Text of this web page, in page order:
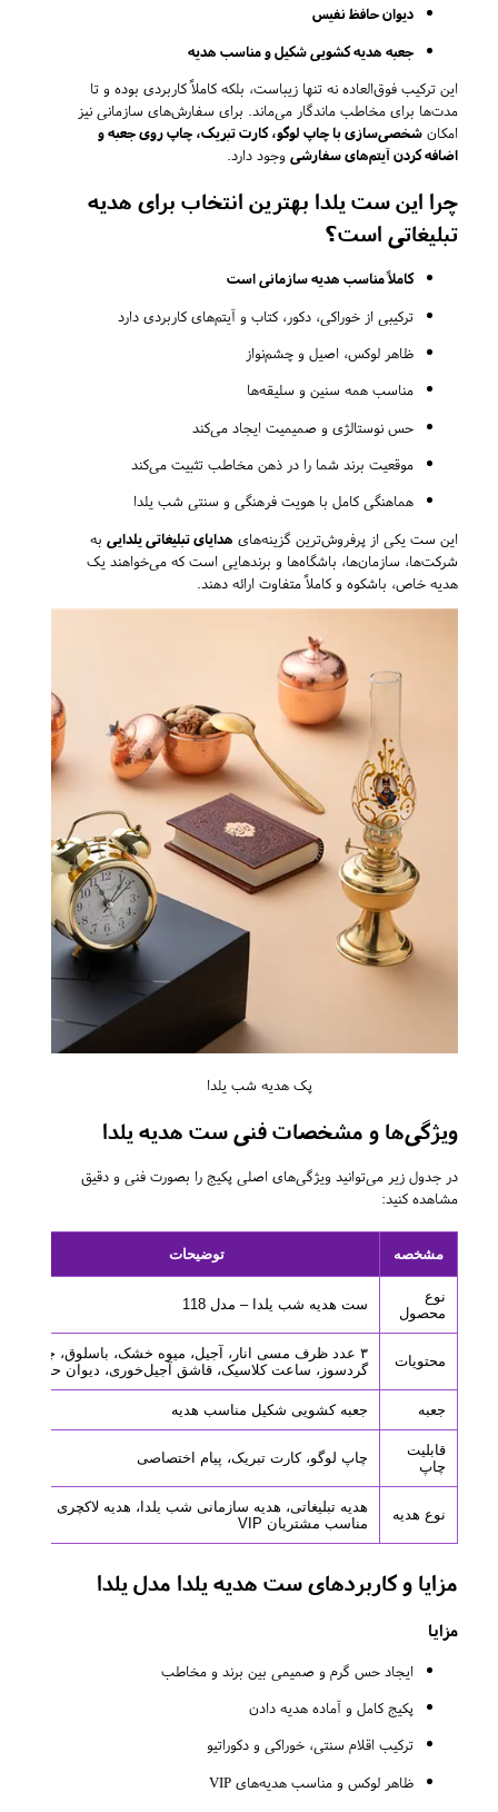
دیوان حافظ نفیس
جعبه هدیه کشویی شکیل و مناسب هدیه
این ترکیب فوق‌العاده نه تنها زیباست، بلکه کاملاً کاربردی بوده و تا
مدت‌ها برای مخاطب ماندگار می‌ماند. برای سفارش‌های سازمانی نیز
امکان شخصی‌سازی با چاپ لوگو، کارت تبریک، چاپ روی جعبه و
اضافه کردن آیتم‌های سفارشیوجود دارد.
چرا این ست یلدا بهترین انتخاب برای هدیه
تبلیغاتی است؟
کاملاً مناسب هدیه سازمانی است
ترکیبی از خوراکی، دکور، کتاب و آیتم‌های کاربردی دارد
ظاهر لوکس، اصیل و چشم‌نواز
مناسب همه سنین و سلیقه‌ها
حس نوستالژی و صمیمیت ایجاد می‌کند
موقعیت برند شما را در ذهن مخاطب تثبیت می‌کند
هماهنگی کامل با هویت فرهنگی و سنتی شب یلدا
این ست یکی از پرفروش‌ترین گزینه‌های هدایای تبلیغاتی یلداییبه
شرکت‌ها، سازمان‌ها، باشگاه‌ها و برندهایی است که می‌خواهند یک
هدیه خاص، باشکوه و کاملاً متفاوت ارائه دهند.
پک هدیه شب یلدا
ویژگی‌ها و مشخصات فنی ست هدیه یلدا
در جدول زیر می‌توانید ویژگی‌های اصلی پکیج را بصورت فنی و دقیق
مشاهده کنید:
مشخصه توضیحات
نوع
محصول
ست هدیه شب یلدا – مدل 118
محتویات
۳ عدد ظرف مسی انار، آجیل، میوه خشک، باسلوق، چراغ
گردسوز، ساعت کلاسیک، قاشق آجیل‌خوری، دیوان حافظ
جعبه جعبه کشویی شکیل مناسب هدیه
قابلیت
چاپ
چاپ لوگو، کارت تبریک، پیام اختصاصی
نوع هدیه
هدیه تبلیغاتی، هدیه سازمانی شب یلدا، هدیه لاکچری
مناسب مشتریان VIP
مزایا و کاربردهای ست هدیه یلدا مدل یلدا
مزایا
ایجاد حس گرم و صمیمی بین برند و مخاطب
پکیج کامل و آماده هدیه دادن
ترکیب اقلام سنتی، خوراکی و دکوراتیو
ظاهر لوکس و مناسب هدیه‌های VIP